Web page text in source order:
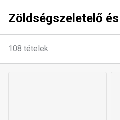
Zöldségszeletelő
108 tételek